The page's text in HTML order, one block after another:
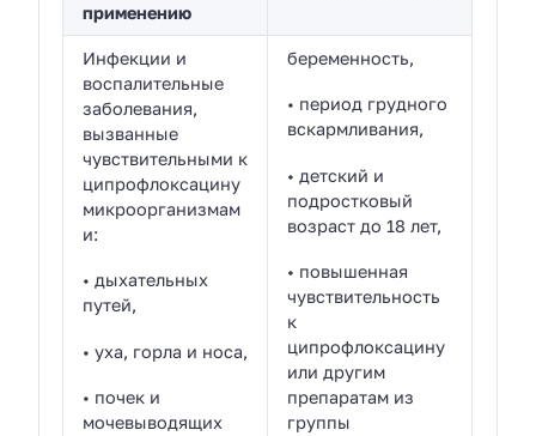
применению
Инфекции и
воспалительные
заболевания,
вызванные
чувствительными к
ципрофлоксацину
микроорганизмам
и:
• дыхательных
путей,
• уха, горла и носа,
• почек и
мочевыводящих
беременность,
• период грудного
вскармливания,
• детский и
подростковый
возраст до 18 лет,
• повышенная
чувствительность
к
ципрофлоксацину
или другим
препаратам из
группы